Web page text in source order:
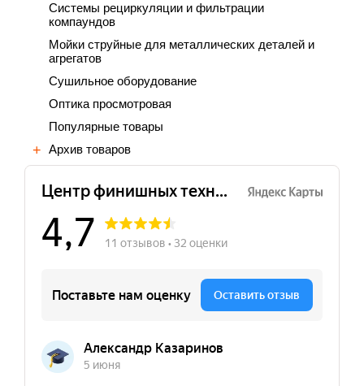
Cистемы рециркуляции и фильтрации
компаундов
Мойки струйные для металлических деталей и
агрегатов
Сушильное оборудование
Оптика просмотровая
Популярные товары
Архив товаров